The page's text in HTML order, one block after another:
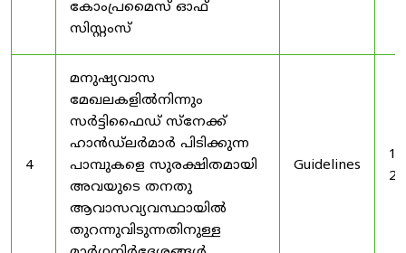
കോംപ്രമൈസ് ഓഫ്
സിസ്റ്റംസ്
4
മനുഷ്യവാസ
മേഖലകളിൽനിന്നും
സർട്ടിഫൈഡ് സ്നേക്ക്
ഹാൻഡ്‌ലർമാർ പിടിക്കുന്ന
പാമ്പുകളെ സുരക്ഷിതമായി
അവയുടെ തനതു
ആവാസവ്യവസ്ഥായിൽ
തുറന്നുവിടുന്നതിനുള്ള
Guidelines